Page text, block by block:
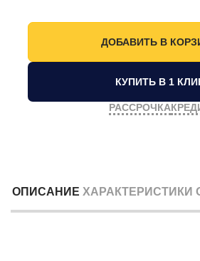
КУПИТЬ В 1
РАССРОЧКА
ОПИСАНИЕ ХАРАКТЕРИСТИКИ